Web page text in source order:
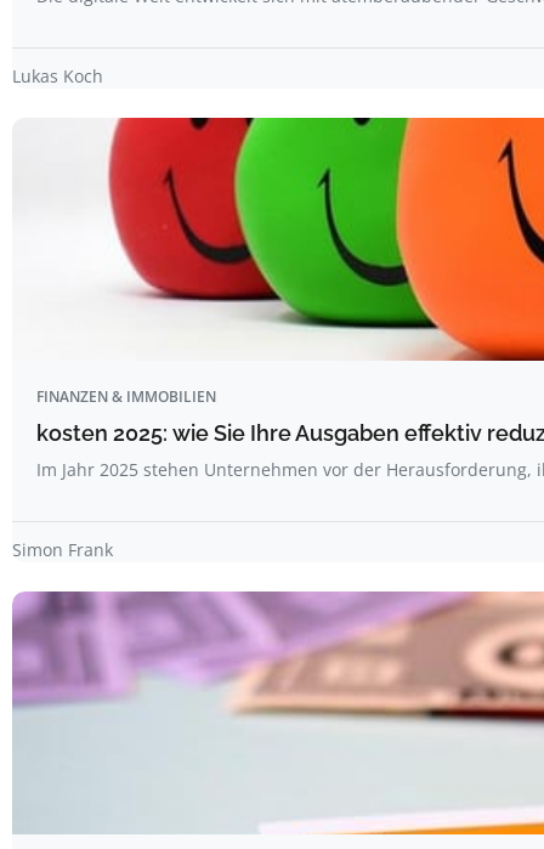
Lukas Koch
FINANZEN & IMMOBILIEN
kosten 2025: wie Sie Ihre Ausgaben effektiv
Im Jahr 2025 stehen Unternehmen vor der Herausforderung,
Simon Frank